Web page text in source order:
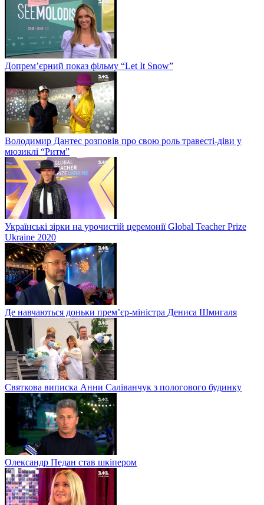
Допрем’єрний показ фільму “Let It Snow”
Володимир Дантес розповів про свою роль травесті-діви у
мюзиклі “Ритм”
Українські зірки на урочистій церемонії Global Teacher Prize
Ukraine 2020
Де навчаються доньки прем’єр-міністра Дениса Шмигаля
Святкова виписка Анни Саліванчук з пологового будинку
Олександр Педан став шкіпером